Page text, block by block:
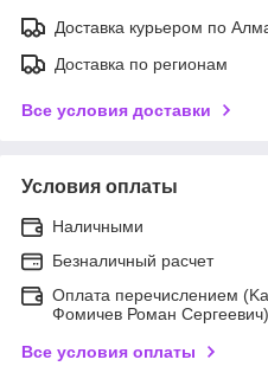
Доставка курьером по
Доставка по регионам
Все условия доставки
Условия оплаты
Наличными
Безналичный расчет
Оплата перечислением
Фомичев Роман Сергеевич)
Все условия оплаты